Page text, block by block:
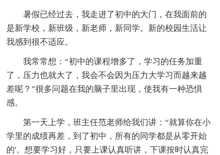
暑假已经过去，我走进了初中的大门，在我面前的
是新学校，新班级，新老师，新同学。新的校园生活让
我感到很不适应。
我常常想：“初中的课程增多了，学习的任务加重
了，压力也就大了，我会不会因为压力大学习而越来越
差呢？”很多问题在我的脑子里出现，使我有一种恐惧
感。
第一天上学，班主任范老师给我们讲：“就算你在小
学里的成绩再差，到了初中，所有的同学都是从零开始
的'。想要学习好，只要上课认真听讲，下课按时认真完